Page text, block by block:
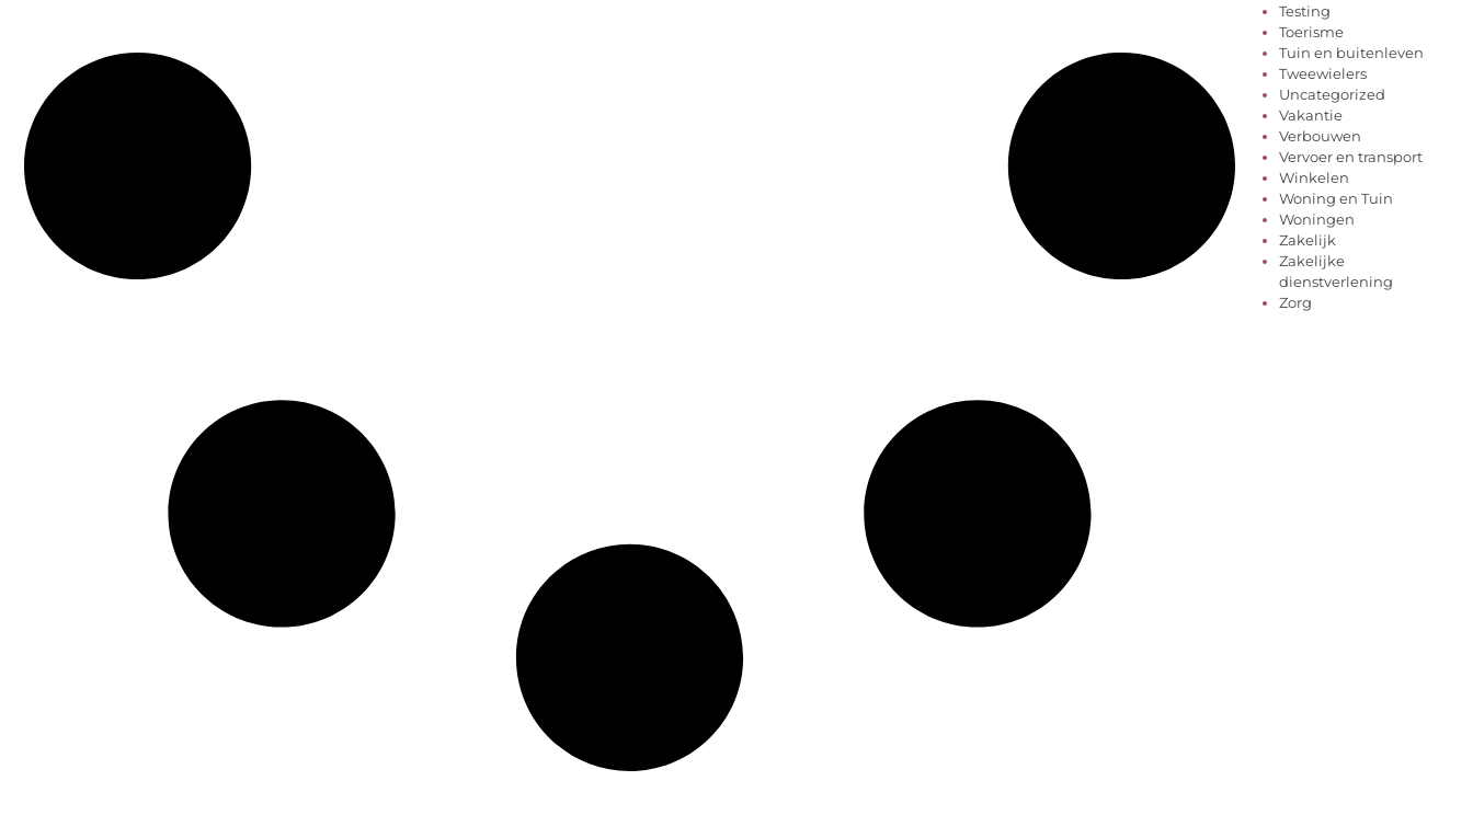
Testing
Toerisme
Tuin en buitenleven
Tweewielers
Uncategorized
Vakantie
Verbouwen
Vervoer en transport
Winkelen
Woning en Tuin
Woningen
Zakelijk
Zakelijke
dienstverlening
Zorg